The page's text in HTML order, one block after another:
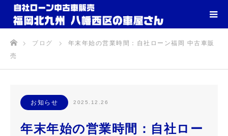
ホームブログ
年末年始の営業時間：自社ローン福岡 中古車販
売
お知らせ 2025.12.26
年末年始の営業時間：自社ロー